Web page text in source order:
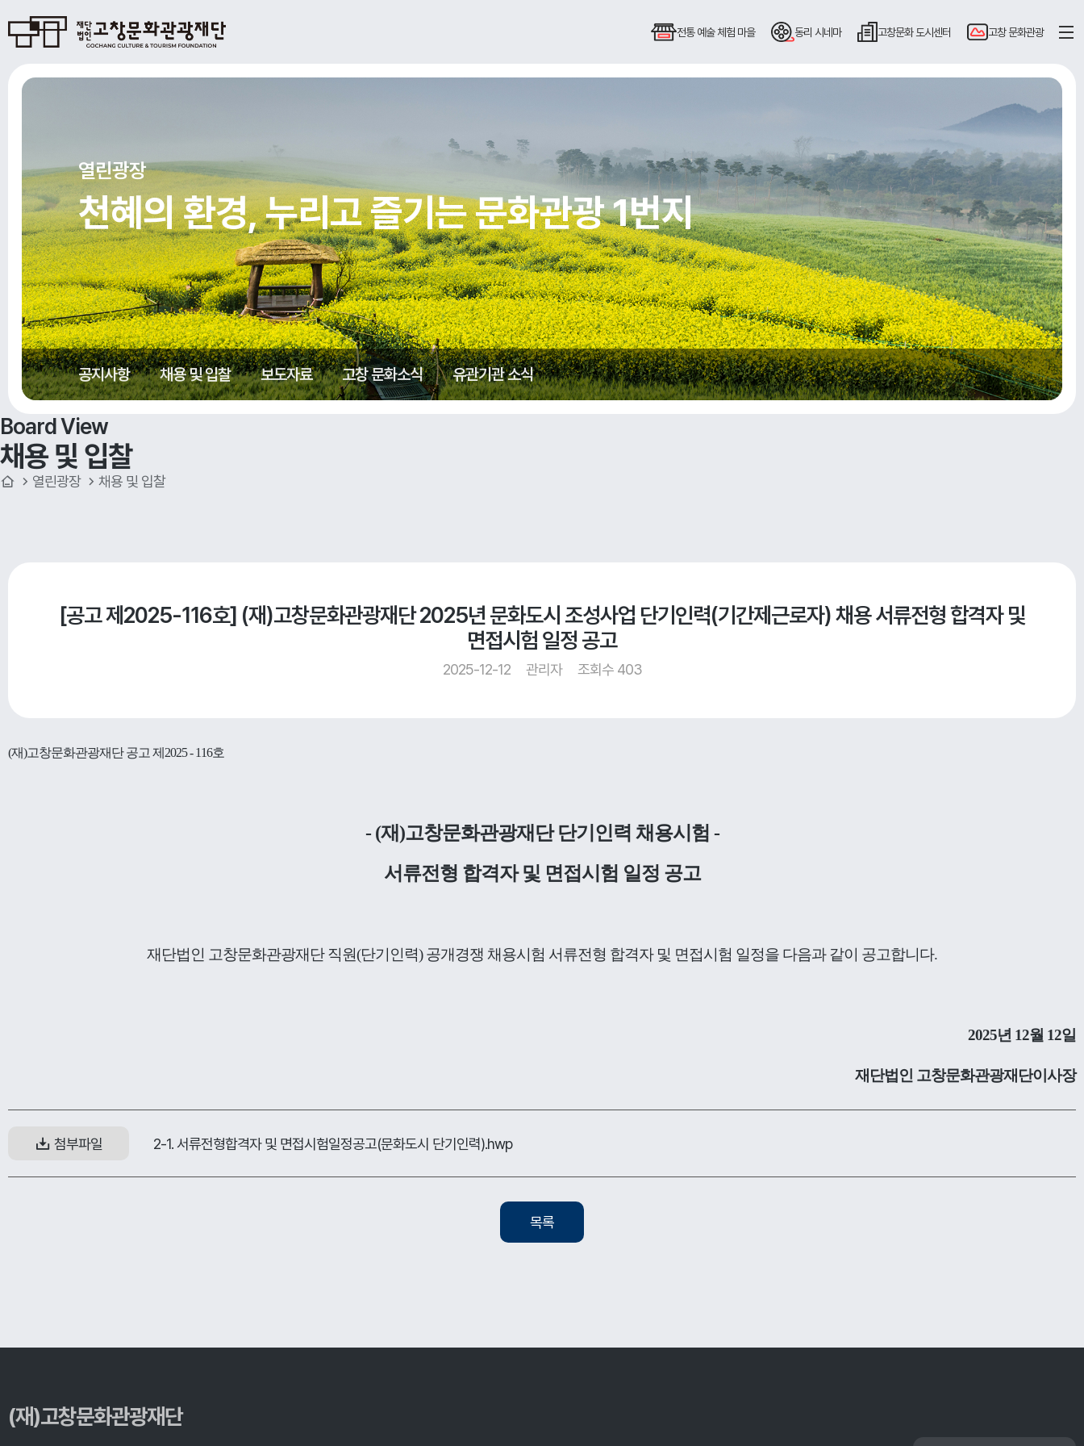
전통 예술체험 마을 동리 시네마 고창문화도시센터 고창문화관광
열린광장
천혜의 환경, 누리고 즐기는 문화관광 1번지
공지사항 채용 및 입찰 보도자료 고창 문화소식 유관기관 소식
Board View
채용 및 입찰
열린광장 채용 및 입찰
[공고 제2025-116호] (재)고창문화관광재단 2025년 문화도시 조성사업 단기인력(기간제근로자) 채용 서류전형 합격자 및
면접시험 일정 공고
2025-12-12 관리자 조회수 403
(재)고창문화관광재단 공고 제2025 - 116호
- (재)고창문화관광재단 단기인력 채용시험 -
서류전형 합격자 및 면접시험 일정 공고
재단법인 고창문화관광재단 직원(단기인력) 공개경쟁 채용시험 서류전형 합격자 및 면접시험 일정을 다음과 같이 공고합니다.
2025년 12월 12일
재단법인 고창문화관광재단이사장
첨부파일 2-1. 서류전형합격자 및 면접시험일정공고(문화도시 단기인력).hwp
목록
(재)고창문화관광재단